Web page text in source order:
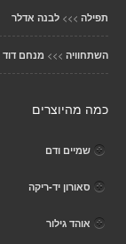
תפילה >>> לבנה אדלר
השתחוויה >>> מנחם דוד
כמה מהיוצרים
שמיים ודם
סאורון יד-ריקה
אוהד גילור